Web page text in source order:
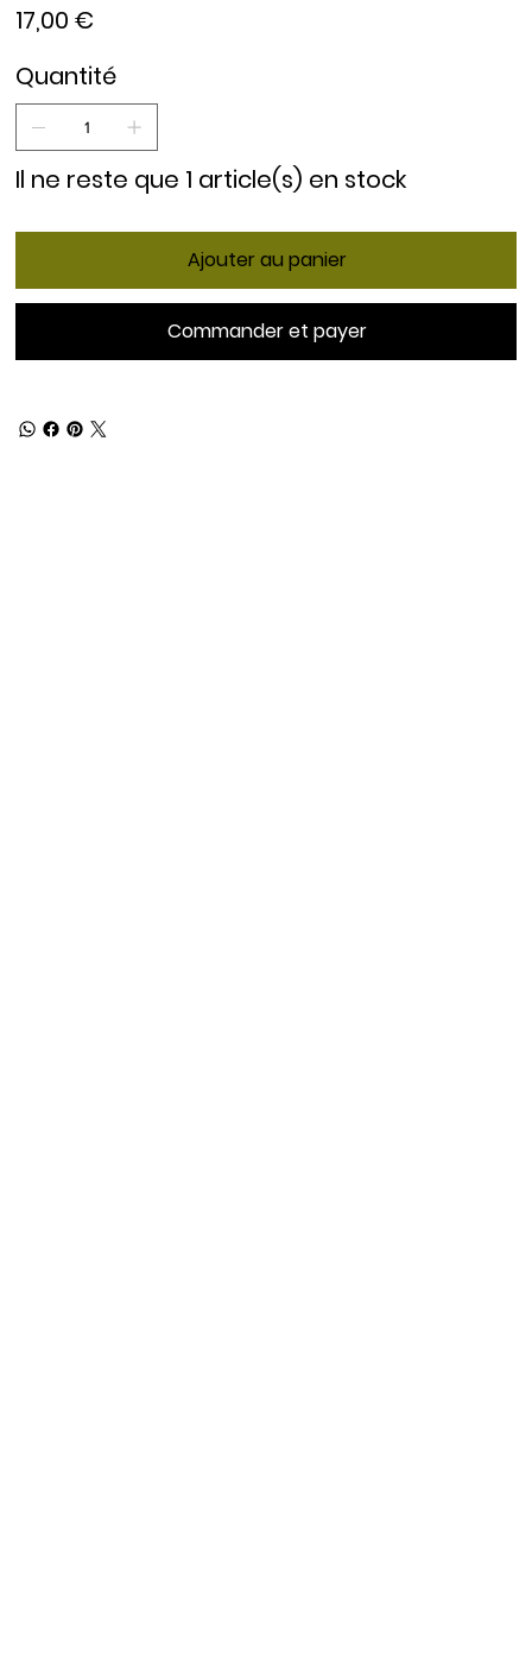
17,00 €
Quantité
Il ne reste que 1 article(s) en stock
Ajouter au panier
Commander et payer